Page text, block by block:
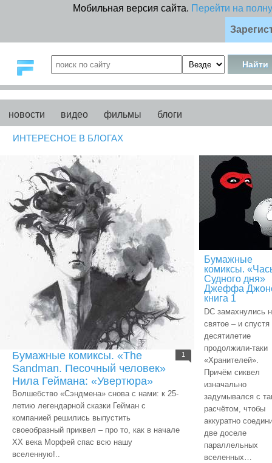
Мобильная версия сайта. Перейти на
новости видео фильмы блоги
ИНТЕРЕСНОЕ В БЛОГАХ
1
Бумажные комиксы. «The
Sandman. Песочный человек»
Нила Геймана: «Увертюра»
Волшебство «Сэндмена» снова с нами: к 25-
летию легендарной сказки Гейман с
компанией решились выпустить
своеобразный приквел – про то, как в начале
ХХ века Морфей спас всю нашу
вселенную!..
Бумажные
комиксы.
Судного дня»
Джеффа
книга 1
DC замахнулись
святое – и спустя
десятилетие
продолжили-таки
«Хранителей».
Причём сиквел
изначально
задумывался с
расчётом, чтобы
аккуратно
две доселе
параллельных
вселенных…